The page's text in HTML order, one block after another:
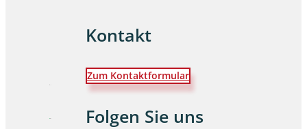
Kontakt
Zum Kontaktformular
Folgen Sie uns